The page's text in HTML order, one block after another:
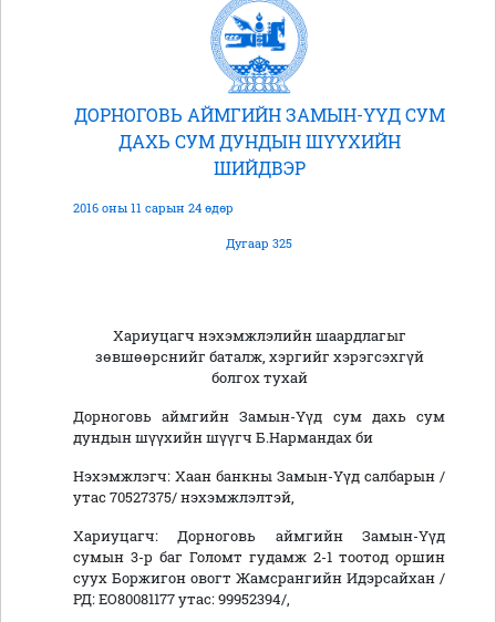
ДОРНОГОВЬ АЙМГИЙН ЗАМЫН-ҮҮД СУМ
ДАХЬ СУМ ДУНДЫН ШҮҮХИЙН
ШИЙДВЭР
2016 оны 11 сарын 24 өдөр
Дугаар 325
Хариуцагч нэхэмжлэлийн шаардлагыг
зөвшөөрснийг баталж, хэргийг хэрэгсэхгүй
болгох тухай
Дорноговь аймгийн Замын-Үүд сум дахь сум
дундын шүүхийн шүүгч Б.Нармандах би
Нэхэмжлэгч: Хаан банкны Замын-Үүд салбарын /
утас 70527375/ нэхэмжлэлтэй,
Хариуцагч: Дорноговь аймгийн Замын-Үүд
сумын 3-р баг Голомт гудамж 2-1 тоотод оршин
суух Боржигон овогт Жамсрангийн Идэрсайхан /
РД: ЕО80081177 yтас: 99952394/,